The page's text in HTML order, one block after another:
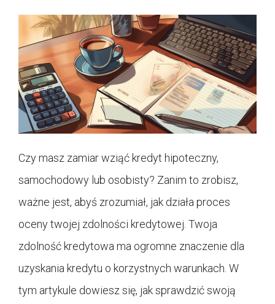
Czy masz zamiar wziąć kredyt hipoteczny,
samochodowy lub osobisty? Zanim to zrobisz,
ważne jest, abyś zrozumiał, jak działa proces
oceny twojej zdolności kredytowej. Twoja
zdolność kredytowa ma ogromne znaczenie dla
uzyskania kredytu o korzystnych warunkach. W
tym artykule dowiesz się, jak sprawdzić swoją